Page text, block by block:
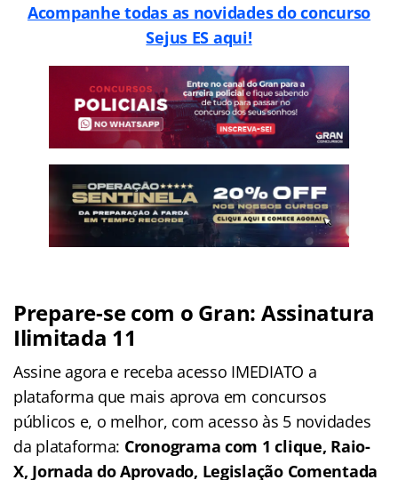
Acompanhe todas as novidades do concurso
Sejus ES aqui!
Prepare-se com o Gran: Assinatura
Ilimitada 11
Assine agora e receba acesso IMEDIATO a
plataforma que mais aprova em concursos
públicos e, o melhor, com acesso às 5 novidades
da plataforma: Cronograma com 1 clique, Raio-
X, Jornada do Aprovado, Legislação Comentada